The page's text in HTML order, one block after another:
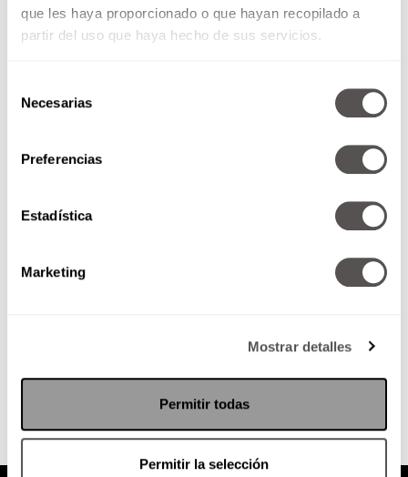
que les haya proporcionado o que hayan recopilado a
partir del uso que haya hecho de sus servicios.
Necesarias
Preferencias
Estadística
Marketing
Mostrar detalles
Permitir todas
Permitir la selección